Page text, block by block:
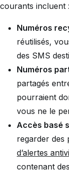
courants incluent :
Numéros
réutilisés,
des SMS
Numéros
partagés
pourraient
vous ne le
Accès basé
regarder des
d’alertes
contenant des